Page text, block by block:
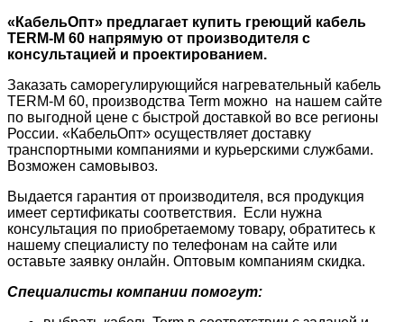
«КабельОпт» предлагает купить греющий кабель
TERM-М 60 напрямую от производителя с
консультацией и проектированием.
Заказать саморегулирующийся нагревательный кабель
TERM-М 60, производства Term можно на нашем сайте
по выгодной цене с быстрой доставкой во все регионы
России. «КабельОпт» осуществляет доставку
транспортными компаниями и курьерскими службами.
Возможен самовывоз.
Выдается гарантия от производителя, вся продукция
имеет сертификаты соответствия. Если нужна
консультация по приобретаемому товару, обратитесь к
нашему специалисту по телефонам на сайте или
оставьте заявку онлайн. Оптовым компаниям скидка.
Специалисты компании помогут: